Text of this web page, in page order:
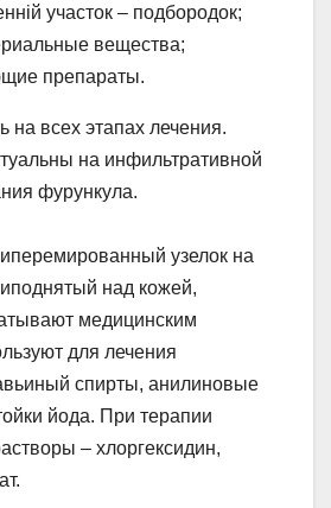
участок – подбородок;
вещества;
препараты.
на всех этапах лечения.
на инфильтративной
фурункула.
узелок на
над кожей,
медицинским
для лечения
спирты, анилиновые
йода. При терапии
– хлоргексидин,